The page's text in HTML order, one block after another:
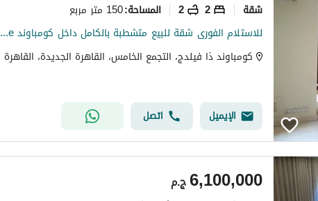
شقة 2
2 المساحة:150 متر مربع
للاستلام الفورى شقة للبيع متشطبة بالكامل داخل كومباوند The Village ذا فيليدج للمطور بالم هيلز التجمع الخامس القاهرة الجديدة
كومباوند ذا فيلدج، التجمع الخامس، القاهرة الجديدة، القاهرة
الإيميل اتصل
ج.م6,100,000